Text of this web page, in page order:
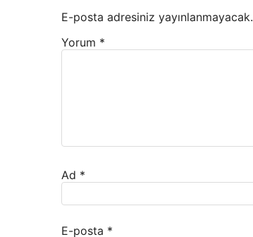
E-posta adresiniz yayınlanmayacak.
Yorum *
Ad *
E-posta *